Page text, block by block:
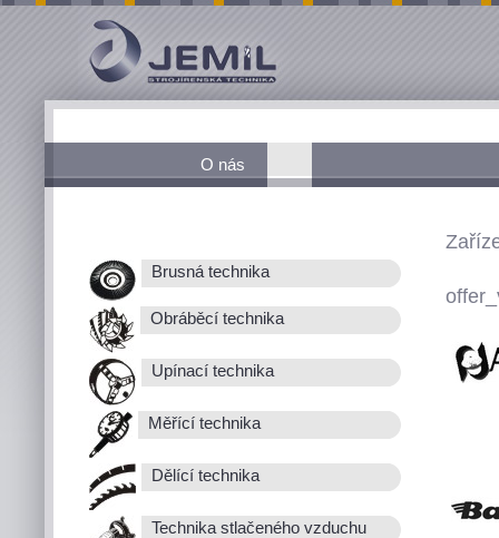
O nás
Brusná technika
Obráběcí technika
Upínací technika
Měřící technika
Dělící technika
Technika stlačeného vzduchu